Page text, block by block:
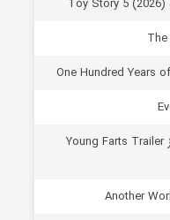
دانلود مستند قطعات تریلر یانگ فارتز Young Farts Trailer